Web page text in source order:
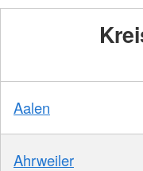
Aalen
Ahrweiler